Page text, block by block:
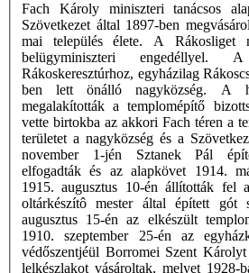
Fach Károly miniszteri tanácsos
Szövetkezet által 1897-ben
mai település élete. A Rákosliget
belügyminiszteri engedéllyel.
Rákoskeresztúrhoz, egyházilag
ben lett önálló nagyközség. A
megalakították a templomépítő
vette birtokba az akkori Fach téren a
területet a nagyközség és a
november 1-jén Sztanek Pál
elfogadták és az alapkövet 1914.
1915. augusztus 10-én állították fel
oltárkészítô mester által épített gót
augusztus 15-én az elkészült
1910. szeptember 25-én az
védőszentjéül Borromei Szent
lelkészlakot vásároltak, melyet 1928-